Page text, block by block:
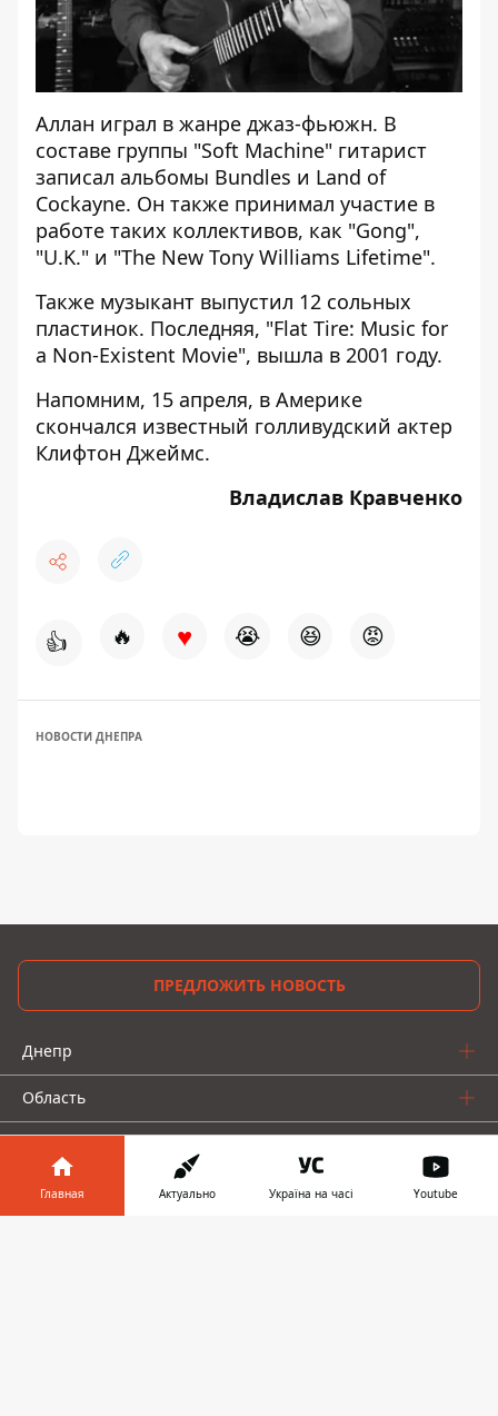
Аллан играл в жанре джаз-фьюжн. В
составе группы "Soft Machine" гитарист
записал альбомы Bundles и Land of
Cockayne. Он также принимал участие в
работе таких коллективов, как "Gong",
"U.K." и "The New Tony Williams Lifetime".
Также музыкант выпустил 12 сольных
пластинок. Последняя, "Flat Tire: Music for
a Non-Existent Movie", вышла в 2001 году.
Напомним, 15 апреля, в Америке
скончался известный голливудский актер
Клифтон Джеймс.
Владислав Кравченко
👍 🔥 ♥ 😭 😆 😡
НОВОСТИ ДНЕПРА
ПРЕДЛОЖИТЬ НОВОСТЬ
Днепр
Область
Реклама
Главная Актуально Україна на часі Youtube